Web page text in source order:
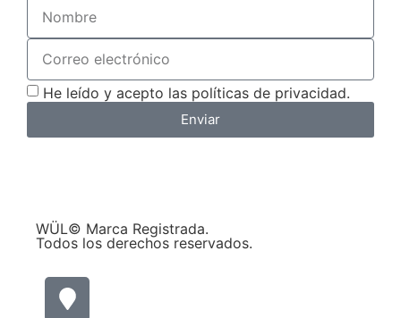
He leído y acepto las políticas de privacidad.
Enviar
WÜL© Marca Registrada.
Todos los derechos reservados.